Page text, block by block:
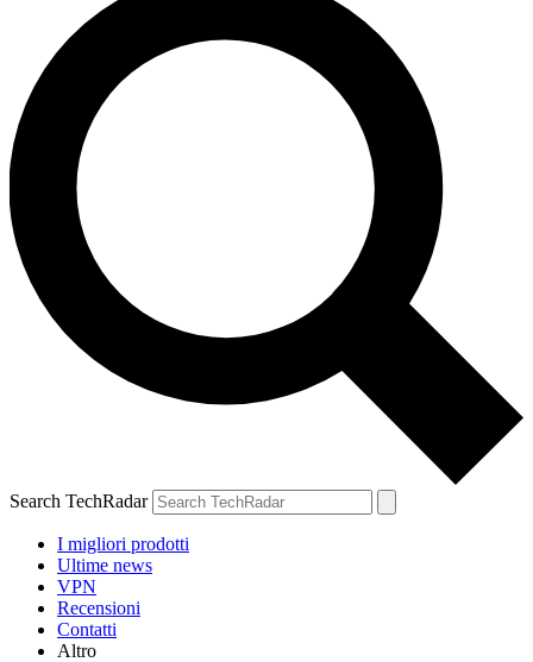
Search TechRadar
I migliori prodotti
Ultime news
VPN
Recensioni
Contatti
Altro